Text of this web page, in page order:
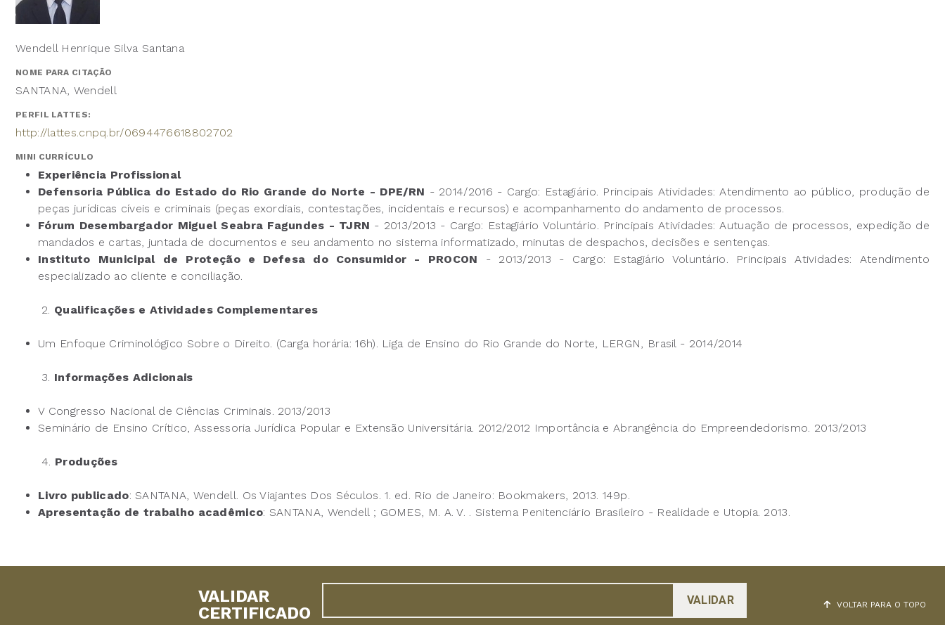
Wendell Henrique Silva Santana
NOME PARA CITAÇÃO
SANTANA, Wendell
PERFIL LATTES:
http://lattes.cnpq.br/0694476618802702
MINI CURRÍCULO
Experiência Profissional
Defensoria Pública do Estado do Rio Grande do Norte - DPE/RN - 2014/2016 - Cargo: Estagiário. Principais Atividades: Atendimento ao público, produção de
peças jurídicas cíveis e criminais (peças exordiais, contestações, incidentais e recursos) e acompanhamento do andamento de processos.
Fórum Desembargador Miguel Seabra Fagundes - TJRN - 2013/2013 - Cargo: Estagiário Voluntário. Principais Atividades: Autuação de processos, expedição de
mandados e cartas, juntada de documentos e seu andamento no sistema informatizado, minutas de despachos, decisões e sentenças.
Instituto Municipal de Proteção e Defesa do Consumidor - PROCON - 2013/2013 - Cargo: Estagiário Voluntário. Principais Atividades: Atendimento
especializado ao cliente e conciliação.
2. Qualificações e Atividades Complementares
Um Enfoque Criminológico Sobre o Direito. (Carga horária: 16h). Liga de Ensino do Rio Grande do Norte, LERGN, Brasil - 2014/2014
3. Informações Adicionais
V Congresso Nacional de Ciências Criminais. 2013/2013
Seminário de Ensino Crítico, Assessoria Jurídica Popular e Extensão Universitária. 2012/2012 Importância e Abrangência do Empreendedorismo. 2013/2013
4. Produções
Livro publicado: SANTANA, Wendell. Os Viajantes Dos Séculos. 1. ed. Rio de Janeiro: Bookmakers, 2013. 149p.
Apresentação de trabalho acadêmico: SANTANA, Wendell ; GOMES, M. A. V. . Sistema Penitenciário Brasileiro - Realidade e Utopia. 2013.
VOLTAR PARA O TOPO
VALIDAR
CERTIFICADO